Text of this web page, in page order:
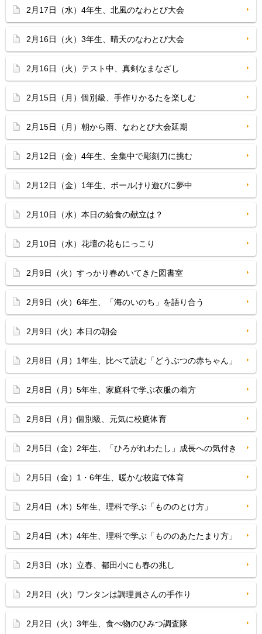
2月17日（水）4年生、北風のなわとび大会
2月16日（火）3年生、晴天のなわとび大会
2月16日（火）テスト中、真剣なまなざし
2月15日（月）個別級、手作りかるたを楽しむ
2月15日（月）朝から雨、なわとび大会延期
2月12日（金）4年生、全集中で彫刻刀に挑む
2月12日（金）1年生、ボールけり遊びに夢中
2月10日（水）本日の給食の献立は？
2月10日（水）花壇の花もにっこり
2月9日（火）すっかり春めいてきた図書室
2月9日（火）6年生、「海のいのち」を語り合う
2月9日（火）本日の朝会
2月8日（月）1年生、比べて読む「どうぶつの赤ちゃん」
2月8日（月）5年生、家庭科で学ぶ衣服の着方
2月8日（月）個別級、元気に校庭体育
2月5日（金）2年生、「ひろがれわたし」成長への気付き
2月5日（金）1・6年生、暖かな校庭で体育
2月4日（木）5年生、理科で学ぶ「もののとけ方」
2月4日（木）4年生、理科で学ぶ「もののあたたまり方」
2月3日（水）立春、都田小にも春の兆し
2月2日（火）ワンタンは調理員さんの手作り
2月2日（火）3年生、食べ物のひみつ調査隊